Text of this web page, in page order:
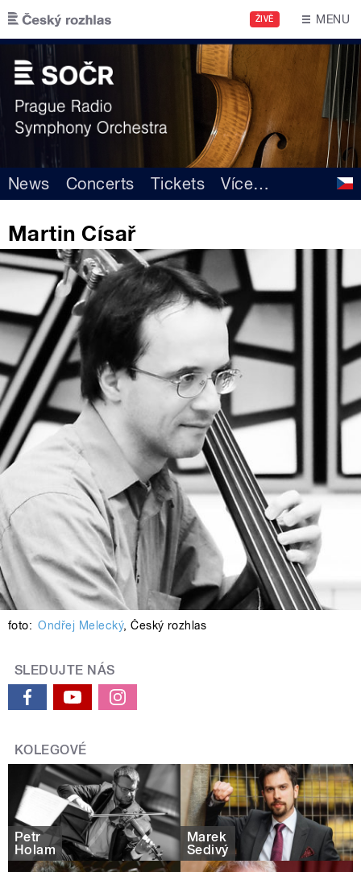
Skip to main content
ŽIVĚ MENU
News Concerts Tickets Více…
Martin Císař
foto: Ondřej Melecký,Český rozhlas
SLEDUJTE NÁS
KOLEGOVÉ
Petr
Holam
Marek
Šedivý